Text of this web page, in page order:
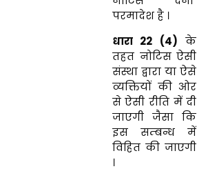
परमादेश है ।
धारा 22 (4) के
तहत नोटिस ऐसी
संस्था द्वारा या ऐसे
व्यक्तियों की ओर
से ऐसी रीति में दी
जाएगी जैसा कि
इस सम्बन्ध में
विहित की जाएगी
।